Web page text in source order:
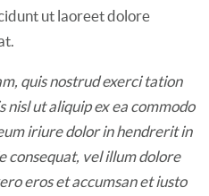
ut laoreet dolore
quis nostrud exerci tation
ut aliquip ex ea commodo
iriure dolor in hendrerit in
consequat, vel illum dolore
eros et accumsan et iusto